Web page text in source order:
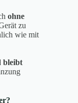
ohne
zu
wie mit
bleibt